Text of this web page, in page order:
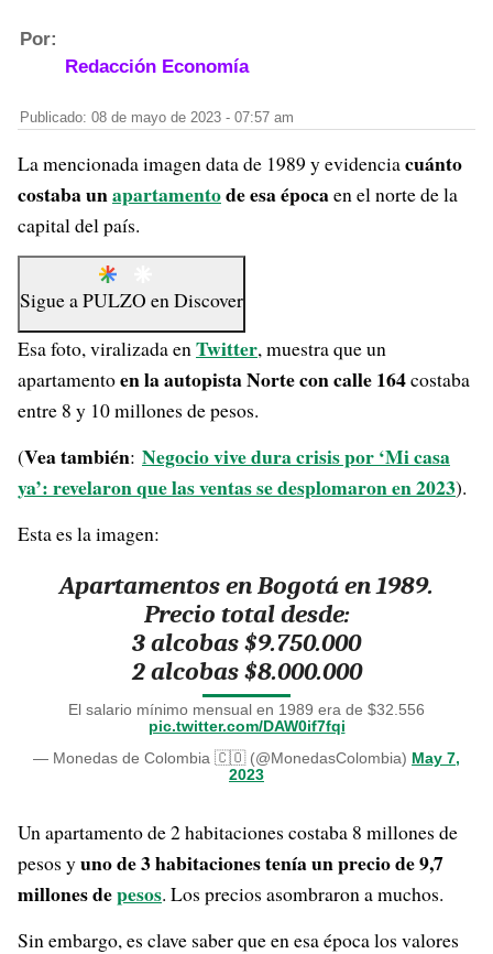
Por:
Redacción Economía
Publicado: 08 de mayo de 2023 - 07:57 am
La mencionada imagen data de 1989 y evidenciacuánto
costaba unapartamentode esa épocaen el norte de la
capital del país.
Sigue aPULZO enDiscover
Esa foto, viralizada enTwitter, muestra que un
apartamentoen la autopista Norte con calle 164costaba
entre 8 y 10 millones de pesos.
(Vea también: Negocio vive dura crisis por ‘Mi casa
ya’: revelaron que las ventas se desplomaron en 2023).
Esta es la imagen:
Apartamentos en Bogotá en 1989.
Precio total desde:
3 alcobas $9.750.000
2 alcobas $8.000.000
El salario mínimo mensual en 1989 era de $32.556
pic.twitter.com/DAW0if7fqi
— Monedas de Colombia 🇨🇴 (@MonedasColombia) May 7,
2023
Un apartamento de 2 habitaciones costaba 8 millones de
pesos yuno de 3 habitaciones tenía un precio de 9,7
millones depesos. Los precios asombraron a muchos.
Sin embargo, es clave saber que en esa época los valores